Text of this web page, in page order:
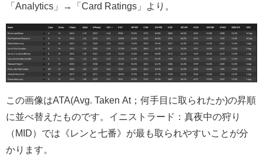
「Analytics」→「Card Ratings」より。
この画像はATA(Avg. Taken At；何手目に取られたか)の昇順
に並べ替えたものです。イニストラード：真夜中の狩り
（MID）では《レンと七番》が最も取られやすいことが分
かります。